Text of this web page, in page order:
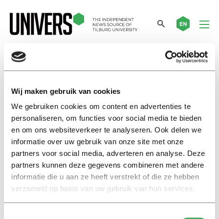
Wij maken gebruik van cookies
We gebruiken cookies om content en advertenties te
personaliseren, om functies voor social media te bieden
en om ons websiteverkeer te analyseren. Ook delen we
informatie over uw gebruik van onze site met onze
partners voor social media, adverteren en analyse. Deze
partners kunnen deze gegevens combineren met andere
informatie die u aan ze heeft verstrekt of die ze hebben
verzameld op basis van uw gebruik van hun services.
EN
landlords
Vulnerable tenants more likely
to be the victims of landlord
intimidation
23 september 2024
International
Students with temporary
housing contracts are free to